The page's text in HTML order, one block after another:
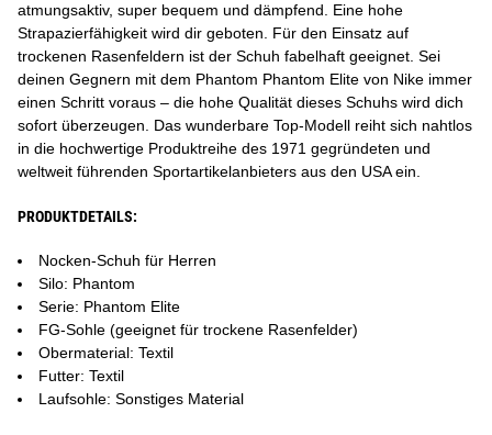
atmungsaktiv, super bequem und dämpfend. Eine hohe
Strapazierfähigkeit wird dir geboten. Für den Einsatz auf
trockenen Rasenfeldern ist der Schuh fabelhaft geeignet. Sei
deinen Gegnern mit dem Phantom Phantom Elite von Nike immer
einen Schritt voraus – die hohe Qualität dieses Schuhs wird dich
sofort überzeugen. Das wunderbare Top-Modell reiht sich nahtlos
in die hochwertige Produktreihe des 1971 gegründeten und
weltweit führenden Sportartikelanbieters aus den USA ein.
PRODUKTDETAILS:
Nocken-Schuh für Herren
Silo: Phantom
Serie: Phantom Elite
FG-Sohle (geeignet für trockene Rasenfelder)
Obermaterial: Textil
Futter: Textil
Laufsohle: Sonstiges Material